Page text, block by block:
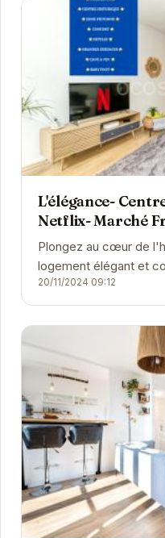
L'élégance-
Netflix- Marché
Plongez au cœur de
logement élégant et
d'un marché local
20/11/2024 09:12